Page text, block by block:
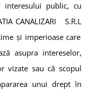
public, cu
CANALIZARI S.R.L
și imperioase care
asupra intereselor,
vizate sau că scopul
unui drept în